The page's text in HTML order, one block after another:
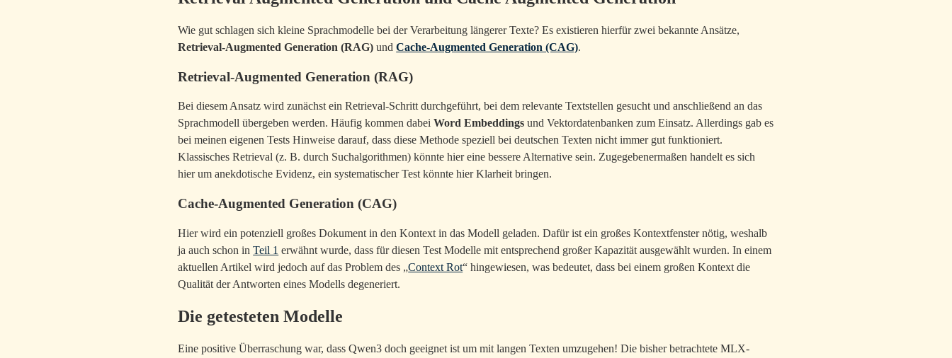
Wie gut schlagen sich kleine Sprachmodelle bei der Verarbeitung längerer Texte? Es existieren hierfür zwei bekannte Ansätze,
Retrieval-Augmented Generation (RAG) undCache-Augmented Generation (CAG).
Retrieval-Augmented Generation (RAG)
Bei diesem Ansatz wird zunächst ein Retrieval-Schritt durchgeführt, bei dem relevante Textstellen gesucht und anschließend an das
Sprachmodell übergeben werden. Häufig kommen dabeiWord Embeddings und Vektordatenbanken zum Einsatz. Allerdings gab es
bei meinen eigenen Tests Hinweise darauf, dass diese Methode speziell bei deutschen Texten nicht immer gut funktioniert.
Klassisches Retrieval (z. B. durch Suchalgorithmen) könnte hier eine bessere Alternative sein. Zugegebenermaßen handelt es sich
hier um anekdotische Evidenz, ein systematischer Test könnte hier Klarheit bringen.
Cache-Augmented Generation (CAG)
Hier wird ein potenziell großes Dokument in den Kontext in das Modell geladen. Dafür ist ein großes Kontextfenster nötig, weshalb
ja auch schon inTeil 1 erwähnt wurde, dass für diesen Test Modelle mit entsprechend großer Kapazität ausgewählt wurden. In einem
aktuellen Artikel wird jedoch auf das Problem des „Context Rot“ hingewiesen, was bedeutet, dass bei einem großen Kontext die
Qualität der Antworten eines Modells degeneriert.
Die getesteten Modelle
Eine positive Überraschung war, dass Qwen3 doch geeignet ist um mit langen Texten umzugehen! Die bisher betrachtete MLX-